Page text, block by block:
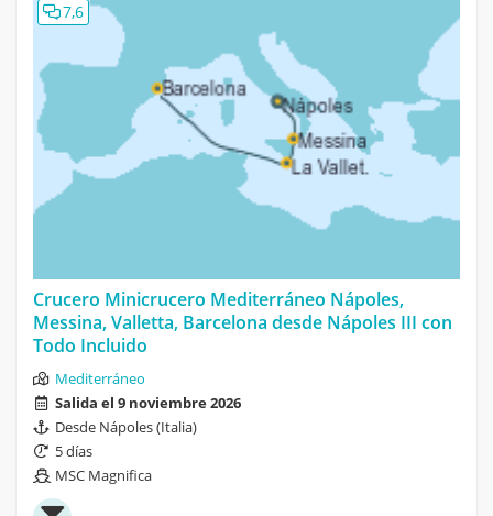
7,6
Crucero Minicrucero Mediterráneo Nápoles,
Messina, Valletta, Barcelona desde Nápoles III con
Todo Incluido
Mediterráneo
Salida el 9 noviembre 2026
Desde Nápoles (Italia)
5 días
MSC Magnifica